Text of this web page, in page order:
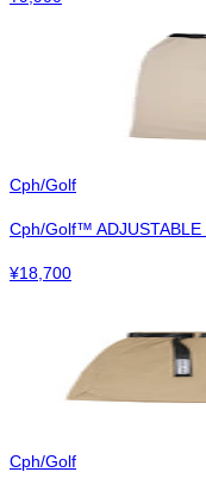
Cph/Golf
Cph/Golf™︎ ADJUSTABLE
¥18,700
Cph/Golf